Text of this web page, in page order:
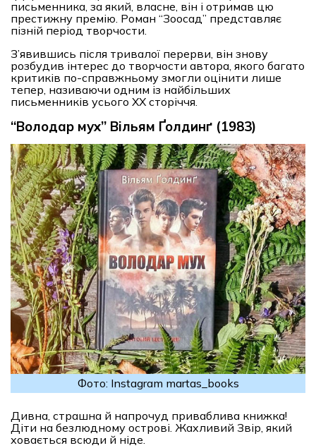
письменника, за який, власне, він і отримав цю
престижну премію. Роман “Зоосад” представляє
пізній період творчости.
З’явившись після тривалої перерви, він знову
розбудив інтерес до творчости автора, якого багато
критиків по-справжньому змогли оцінити лише
тепер, називаючи одним із найбільших
письменників усього ХХ сторіччя.
“Володар мух” Вільям Ґолдинґ (1983)
Фото: Instagram martas_books
Дивна, страшна й напрочуд приваблива книжка!
Діти на безлюдному острові. Жахливий Звір, який
ховається всюди й ніде.